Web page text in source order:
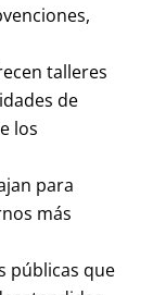
talleres
de
los
para
más
públicas que